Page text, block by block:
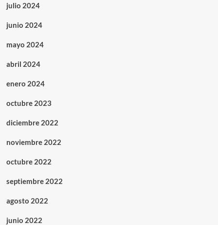
julio 2024
junio 2024
mayo 2024
abril 2024
enero 2024
octubre 2023
diciembre 2022
noviembre 2022
octubre 2022
septiembre 2022
agosto 2022
junio 2022